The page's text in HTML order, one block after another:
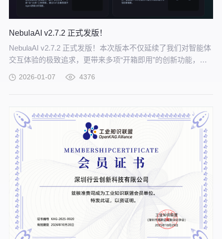
NebulaAI v2.7.2 正式发版！
NebulaAI v2.7.2 正式发版！本次版本不仅延续了我们对智能体
交互体验的极致追求，更带来多项“开箱即用”的创新功能，让
2026-01-07 4376